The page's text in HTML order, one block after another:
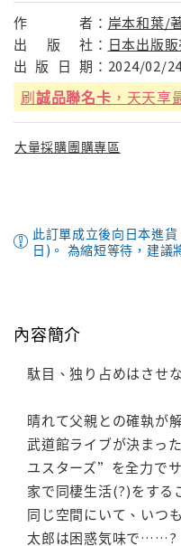
作 者： 岸本和葉/
出
版 社： 日本出版
出 版 日 期： 2024/02/
刷誠品聯名卡 ，天天享
大量採購團購專區
此訂單成立後向日本進
日)。 為縮短等待，建議
內容簡介
駄目、独り占めはさせ
晴れて父親との確執が
武道館ライブが決まっ
ユスターズ”を全力で
家で同棲生活(?)をする
同じ空間にいて、いつ
太郎は困惑気味で……?